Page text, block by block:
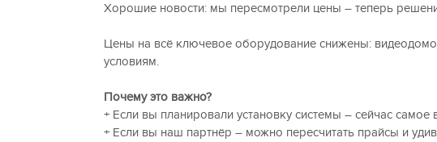
Хорошие новости: мы пересмотрели цены – теперь
Цены на всё ключевое оборудование снижены:
условиям.
Почему это важно?
+ Если вы планировали установку системы – сейчас самое
+ Если вы наш партнёр – можно пересчитать прайсы и